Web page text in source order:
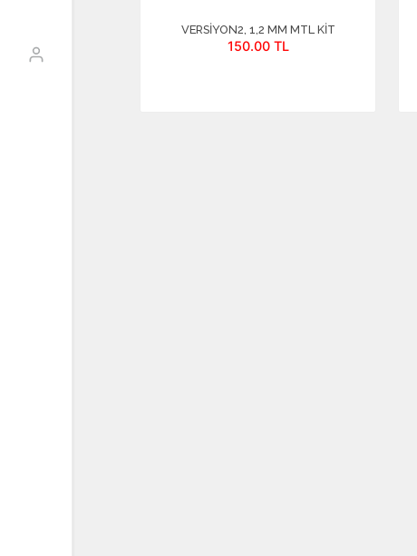
VERSIYON2, 1,2 MM MTL KİT
150.00 TL